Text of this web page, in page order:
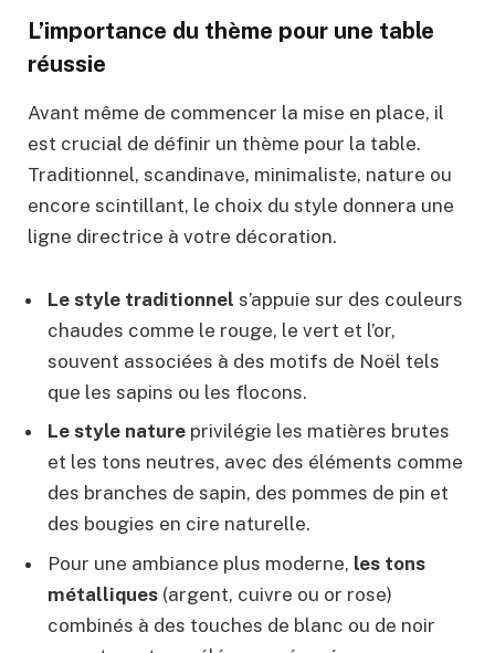
L’importance du thème pour une table
réussie
Avant même de commencer la mise en place, il
est crucial de définir un thème pour la table.
Traditionnel, scandinave, minimaliste, nature ou
encore scintillant, le choix du style donnera une
ligne directrice à votre décoration.
Le style traditionnel s’appuie sur des couleurs
chaudes comme le rouge, le vert et l’or,
souvent associées à des motifs de Noël tels
que les sapins ou les flocons.
Le style nature privilégie les matières brutes
et les tons neutres, avec des éléments comme
des branches de sapin, des pommes de pin et
des bougies en cire naturelle.
Pour une ambiance plus moderne, les tons
métalliques (argent, cuivre ou or rose)
combinés à des touches de blanc ou de noir